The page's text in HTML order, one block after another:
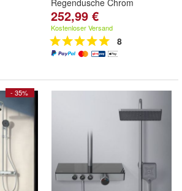
Regendusche Chrom
252,99 €
Kostenloser Versand
8
- 35%